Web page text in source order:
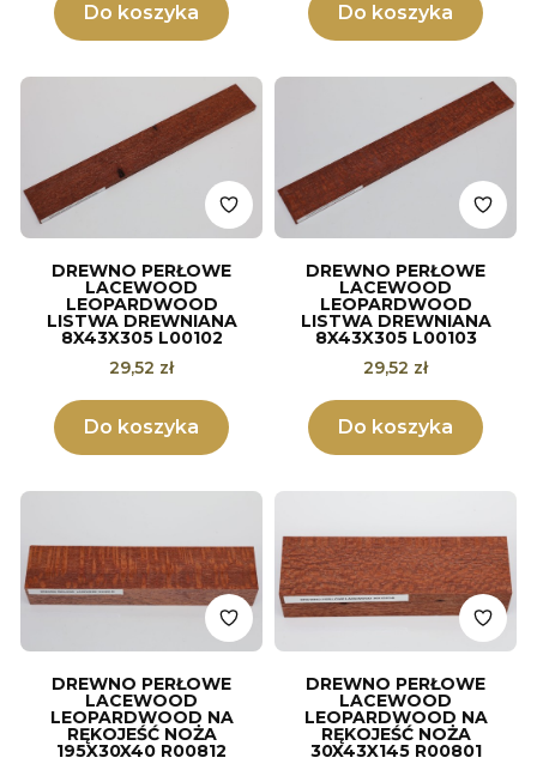
Do koszyka Do koszyka
DREWNO PERŁOWE
LACEWOOD
LEOPARDWOOD
LISTWA DREWNIANA
8X43X305 L00102
Cena
29,52 zł
Do koszyka
DREWNO PERŁOWE
LACEWOOD
LEOPARDWOOD
LISTWA DREWNIANA
8X43X305 L00103
Cena
29,52 zł
Do koszyka
DREWNO PERŁOWE
LACEWOOD
LEOPARDWOOD NA
RĘKOJEŚĆ NOŻA
195X30X40 R00812
DREWNO PERŁOWE
LACEWOOD
LEOPARDWOOD NA
RĘKOJEŚĆ NOŻA
30X43X145 R00801